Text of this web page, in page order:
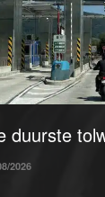
duurste
2026